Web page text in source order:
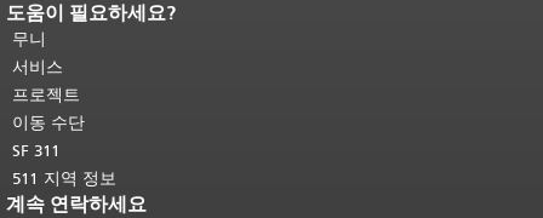
페이지 내용 끝입니다.이 페이지의 나
머지 내용은 모든 페이지에 반복됩니
다.메인 콘텐츠 상단으로 돌아가려면
여기를 클릭하십시오
도움이 필요하세요?
무니
서비스
프로젝트
이동 수단
SF 311
511 지역 정보
계속 연락하세요